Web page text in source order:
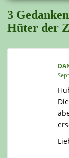
3
Hüter der